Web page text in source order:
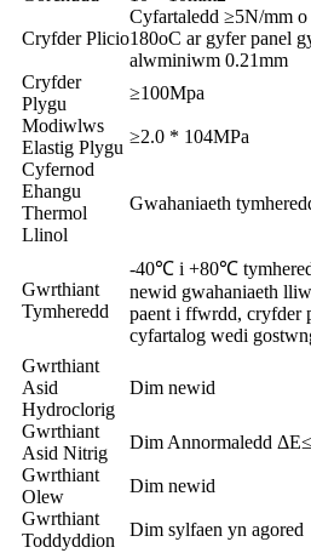
Cryfder Plicio
Cyfartaledd ≥5N/mm
180oC ar gyfer panel
alwminiwm 0.21mm
Cryfder
Plygu
≥100Mpa
Modiwlws
Elastig Plygu
≥2.0 * 104MPa
Cyfernod
Ehangu
Thermol
Llinol
Gwahaniaeth
Gwrthiant
Tymheredd
-40℃ i +80℃
newid gwahaniaeth
paent i ffwrdd, cryfder
cyfartalog wedi
Gwrthiant
Asid
Hydroclorig
Dim newid
Gwrthiant
Asid Nitrig
Dim Annormaledd
Gwrthiant
Olew
Dim newid
Gwrthiant
Toddyddion
Dim sylfaen yn agored